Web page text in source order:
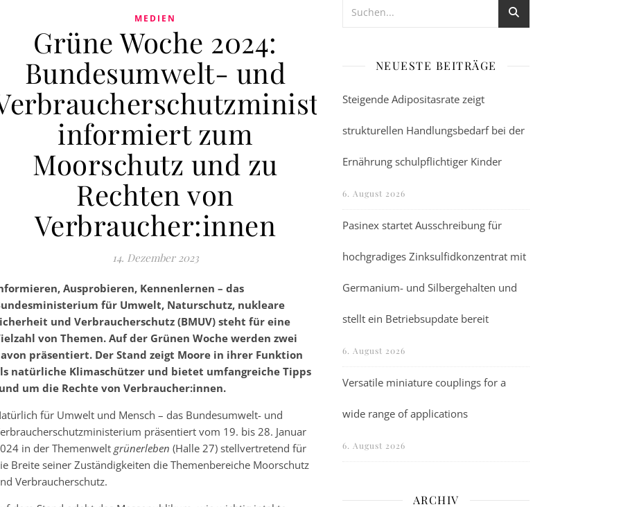
MEDIEN
Grüne Woche 2024:
Bundesumwelt- und
informiert zum
Moorschutz und zu
Rechten von
Verbraucher:innen
14. Dezember 2023
Ausprobieren, Kennenlernen – das
für Umwelt, Naturschutz, nukleare
und Verbraucherschutz (BMUV) steht für eine
von Themen. Auf der Grünen Woche werden zwei
präsentiert. Der Stand zeigt Moore in ihrer Funktion
natürliche Klimaschützer und bietet umfangreiche Tipps
um die Rechte von Verbraucher:innen.
für Umwelt und Mensch – das Bundesumwelt- und
präsentiert vom 19. bis 28. Januar
in der Themenweltgrünerleben (Halle 27) stellvertretend für
Breite seiner Zuständigkeiten die Themenbereiche Moorschutz
Verbraucherschutz.
NEUESTE BEITRÄGE
Steigende Adipositasrate zeigt
strukturellen Handlungsbedarf bei der
Ernährung schulpflichtiger Kinder
6. August 2026
Pasinex startet Ausschreibung für
hochgradiges Zinksulfidkonzentrat mit
Germanium- und Silbergehalten und
stellt ein Betriebsupdate bereit
6. August 2026
Versatile miniature couplings for a
wide range of applications
6. August 2026
ARCHIV